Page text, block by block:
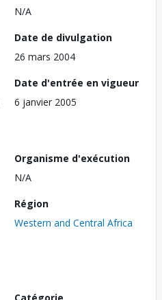
N/A
Date de divulgation
26 mars 2004
Date d'entrée en vigueur
6 janvier 2005
Organisme d'exécution
N/A
Région
Western and Central Africa